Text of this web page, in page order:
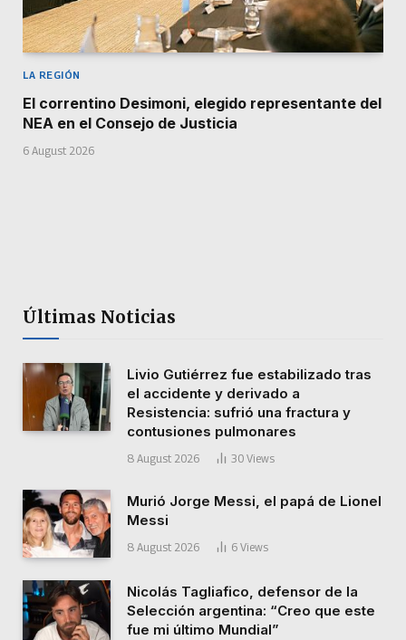
LA REGIÓN
El correntino Desimoni, elegido representante del
NEA en el Consejo de Justicia
6 August 2026
Últimas Noticias
Livio Gutiérrez fue estabilizado tras
el accidente y derivado a
Resistencia: sufrió una fractura y
contusiones pulmonares
8 August 2026 30 Views
Murió Jorge Messi, el papá de Lionel
Messi
8 August 2026 6 Views
Nicolás Tagliafico, defensor de la
Selección argentina: “Creo que este
fue mi último Mundial”